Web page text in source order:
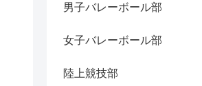
男子バレーボール部
女子バレーボール部
陸上競技部